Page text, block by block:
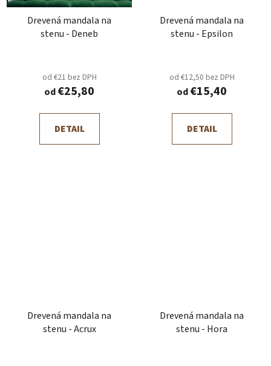
Drevená mandala na
stenu - Deneb
od €21 bez DPH
od€25,80
DETAIL
Drevená mandala na
stenu - Epsilon
od €12,50 bez DPH
od€15,40
DETAIL
Drevená mandala na
stenu - Acrux
Drevená mandala na
stenu - Hora